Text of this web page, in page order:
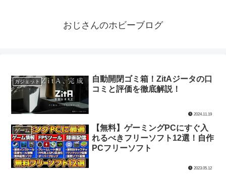
おじさんのホビーブログ
ガジェット
自動開閉ゴミ箱！ZitAジータの口
コミと評価を徹底解説！
2024.11.19
ゲーム
【無料】ゲーミングPCにすぐ入
れるべきフリーソフト12選！自作
PCフリーソフト
2023.05.12